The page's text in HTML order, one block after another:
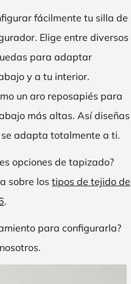
fácilmente tu silla de
Elige entre diversos
para adaptar
y a tu interior.
un aro reposapiés para
más altas. Así diseñas
adapta totalmente a ti.
opciones de tapizado?
sobre los tipos de tejido de
.
para configurarla?